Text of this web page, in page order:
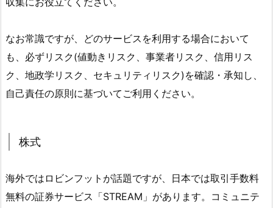
なお常識ですが、どのサービスを利用する場合において
も、必ずリスク(値動きリスク、事業者リスク、信用リス
ク、地政学リスク、セキュリティリスク)を確認・承知し、
自己責任の原則に基づいてご利用ください。
株式
海外ではロビンフットが話題ですが、日本では取引手数料
無料の証券サービス「STREAM」があります。コミュニテ